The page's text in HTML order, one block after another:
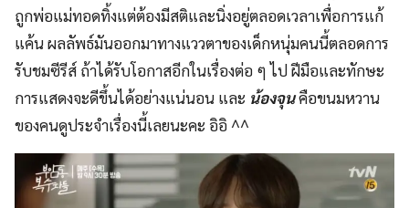
ถูกพ่อแม่ทอดทิ้งแต่ต้องมีสติและนิ่งอยู่ตลอดเวลาเพื่อการแก้
แค้น ผลลัพธ์มันออกมาทางแววตาของเด็กหนุ่มคนนี้ตลอดการ
รับชมซีรีส์ ถ้าได้รับโอกาสอีกในเรื่องต่อ ๆ ไป ฝีมือและทักษะ
การแสดงจะดีขึ้นได้อย่างแน่นอน และ น้องจุนคือขนมหวาน
ของคนดูประจำเรื่องนี้เลยนะคะ อิอิ ^^